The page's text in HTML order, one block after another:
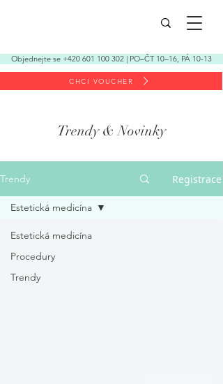
CHCI VOUCHER
Objednejte se +420 601 100 302 | PO–ČT 10–16, PÁ 10-13
Trendy & Novinky
Trendy Registrace
Estetická medicína
Procedury
Trendy
Estetická medicína